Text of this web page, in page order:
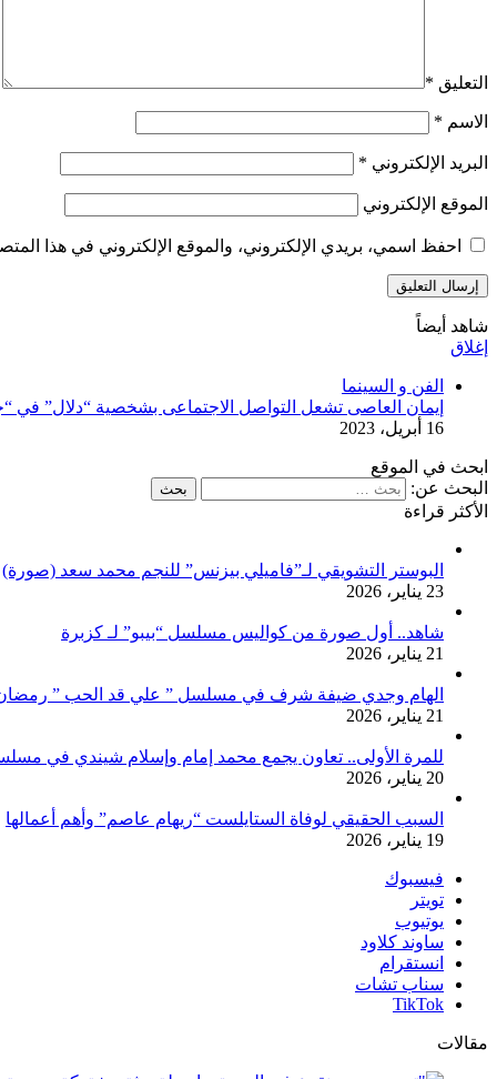
التعليق *
الاسم *
البريد الإلكتروني *
الموقع الإلكتروني
احفظ اسمي، بريدي الإلكتروني، والموقع الإلكتروني في هذا
شاهد أيضاً
إغلاق
الفن و السينما
إيمان العاصى تشعل التواصل الاجتماعى بشخصية “دلال” في
16 أبريل، 2023
ابحث في الموقع
البحث عن:
الأكثر قراءة
البوستر التشويقي لـ”فاميلي بيزنس” للنجم محمد سعد (صورة)
23 يناير، 2026
شاهد.. أول صورة من كواليس مسلسل “بيبو” لـ كزبرة
21 يناير، 2026
الهام وجدي ضيفة شرف في مسلسل ” علي قد الحب ” رمضان
21 يناير، 2026
للمرة الأولى.. تعاون يجمع محمد إمام وإسلام شيندي في
20 يناير، 2026
السبب الحقيقي لوفاة الستايلست “ريهام عاصم” وأهم أعمالها
19 يناير، 2026
فيسبوك
تويتر
يوتيوب
ساوند كلاود
انستقرام
سناب تشات
‫TikTok
مقالات